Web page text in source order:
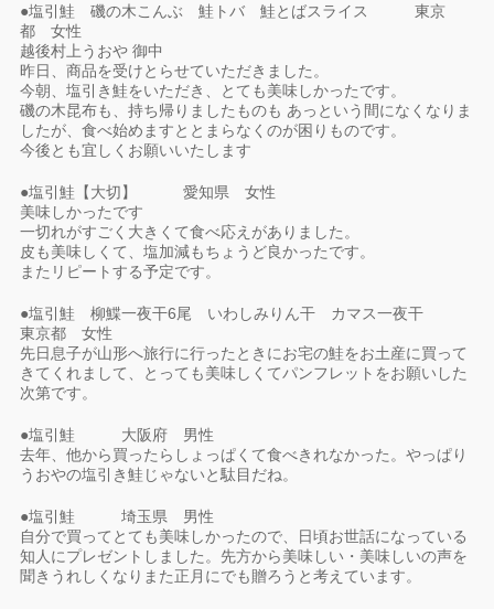
●塩引鮭 磯の木こんぶ 鮭トバ 鮭とばスライス 東京
都 女性
越後村上うおや 御中
昨日、商品を受けとらせていただきました。
今朝、塩引き鮭をいただき、とても美味しかったです。
磯の木昆布も、持ち帰りましたものも あっという間になくなりま
したが、食べ始めますととまらなくのが困りものです。
今後とも宜しくお願いいたします
●塩引鮭【大切】 愛知県 女性
美味しかったです
一切れがすごく大きくて食べ応えがありました。
皮も美味しくて、塩加減もちょうど良かったです。
またリピートする予定です。
●塩引鮭 柳鰈一夜干6尾 いわしみりん干 カマス一夜干
東京都 女性
先日息子が山形へ旅行に行ったときにお宅の鮭をお土産に買って
きてくれまして、とっても美味しくてパンフレットをお願いした
次第です。
●塩引鮭 大阪府 男性
去年、他から買ったらしょっぱくて食べきれなかった。やっぱり
うおやの塩引き鮭じゃないと駄目だね。
●塩引鮭 埼玉県 男性
自分で買ってとても美味しかったので、日頃お世話になっている
知人にプレゼントしました。先方から美味しい・美味しいの声を
聞きうれしくなりまた正月にでも贈ろうと考えています。